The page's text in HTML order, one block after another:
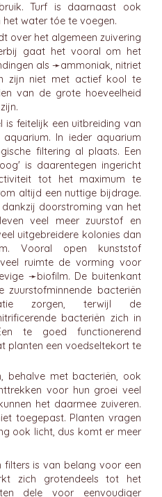
Turf is daarnaast ook
water tóe te voegen.
over het algemeen zuivering
gaat het vooral om het
als ➛ammoniak, nitriet
zijn niet met actief kool te
van de grote hoeveelheid
is feitelijk een uitbreiding van
In ieder aquarium
filtering al plaats. Een
is daarentegen ingericht
tot het maximum te
altijd een nuttige bijdrage.
doorstroming van het
veel meer zuurstof en
uitgebreidere kolonies dan
Vooral open kunststof
ruimte de vorming voor
➛biofilm. De buitenkant
bacteriën
zorgen, terwijl de
bacteriën zich in
te goed functionerend
planten een voedseltekort te
behalve met bacteriën, ook
voor hun groei veel
het daarmee zuiveren.
toegepast. Planten vragen
ook licht, dus komt er meer
is van belang voor een
zich grotendeels tot het
dele voor eenvoudiger